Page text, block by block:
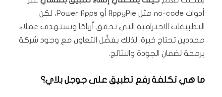
أدوات no-code مثل AppyPie أو Power Apps، لكن
التطبيقات الاحترافية التي تحقق أرباحًا وتستهدف عملاء
محددين تحتاج خبرة. لذلك يفضَّل التعاون مع وجود شركة
برمجة لضمان الجودة والنتائج.
ما هي تكلفة رفع تطبيق على جوجل بلاي؟